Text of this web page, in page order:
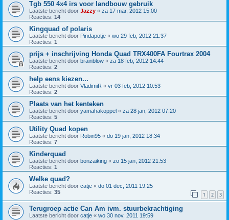
Tgb 550 4x4 irs voor landbouw gebruik
Laatste bericht door Jazzy « za 17 mar, 2012 15:00
Reacties: 14
Kingquad of polaris
Laatste bericht door Pindapotje « wo 29 feb, 2012 21:37
Reacties: 1
prijs + inschrijving Honda Quad TRX400FA Fourtrax 2004
Laatste bericht door brainblow « za 18 feb, 2012 14:44
Reacties: 2
help eens kiezen...
Laatste bericht door VladimiR « vr 03 feb, 2012 10:53
Reacties: 2
Plaats van het kenteken
Laatste bericht door yamahakoppel « za 28 jan, 2012 07:20
Reacties: 5
Utility Quad kopen
Laatste bericht door Robin95 « do 19 jan, 2012 18:34
Reacties: 7
Kinderquad
Laatste bericht door bonzaiking « zo 15 jan, 2012 21:53
Reacties: 1
Welke quad?
Laatste bericht door catje « do 01 dec, 2011 19:25
Reacties: 35 1 2 3
Terugroep actie Can Am ivm. stuurbekrachtiging
Laatste bericht door catje « wo 30 nov, 2011 19:59